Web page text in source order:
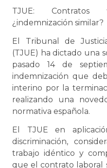
TJUE:
¿indemnización similar?
El Tribunal de
(TJUE) ha dictado una
pasado 14 de
indemnización que
interino por la
realizando una
normativa española.
El TJUE en
discriminación,
trabajo idéntico y
que el contrato laboral